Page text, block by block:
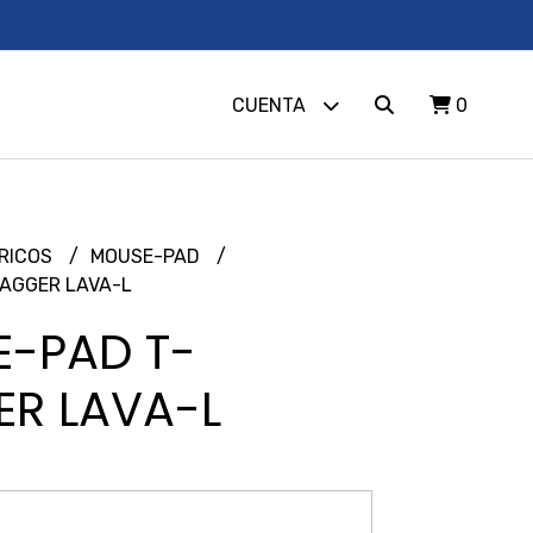
CUENTA 0
MOUSE-PAD
LAVA-L
PAD T-
LAVA-L